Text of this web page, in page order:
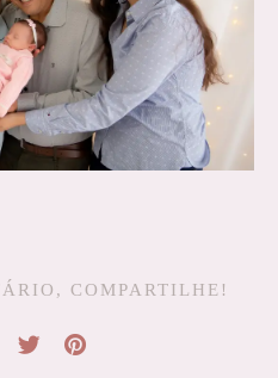
COMPARTILHE!